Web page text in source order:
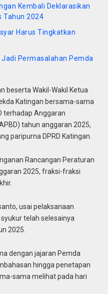
Kembali Deklarasikan
Tahun 2024
Harus Tingkatkan
Permasalahan Pemda
beserta Wakil-Wakil Ketua
Katingan bersama-sama
terhadap Anggaran
tahun anggaran 2025,
paripurna DPRD Katingan.
Rancangan Peraturan
2025, fraksi-fraksi
usai pelaksanaan
telah selesainya
2025.
dengan jajaran Pemda
hingga penetapan
sama melihat pada hari